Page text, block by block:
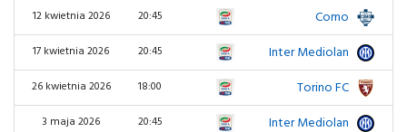
12 kwietnia 2026 20:45 Como
17 kwietnia 2026 20:45 Inter Mediolan
26 kwietnia 2026 18:00 Torino FC
3 maja 2026 20:45 Inter Mediolan